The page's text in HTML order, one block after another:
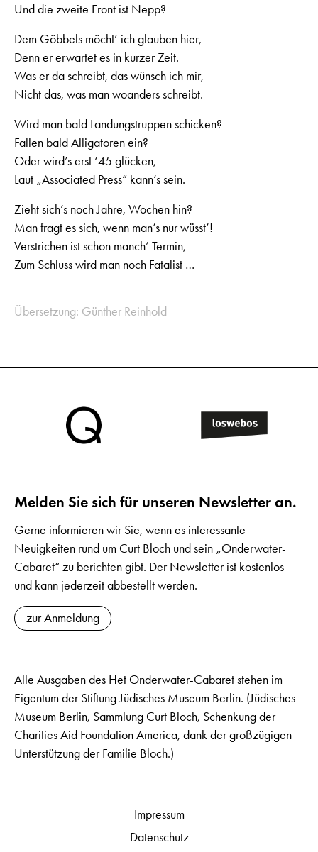
Und die zweite Front ist Nepp?
Dem Göbbels möcht’ ich glauben hier,
Denn er erwartet es in kurzer Zeit.
Was er da schreibt, das wünsch ich mir,
Nicht das, was man woanders schreibt.
Wird man bald Landungstruppen schicken?
Fallen bald Alligatoren ein?
Oder wird’s erst ‘45 glücken,
Laut „Associated Press” kann’s sein.
Zieht sich’s noch Jahre, Wochen hin?
Man fragt es sich, wenn man’s nur wüsst’!
Verstrichen ist schon manch’ Termin,
Zum Schluss wird man noch Fatalist …
Übersetzung: Günther Reinhold
Melden Sie sich für unseren Newsletter an.
Gerne informieren wir Sie, wenn es interessante
Neuigkeiten rund um Curt Bloch und sein „Onderwater-
Cabaret“ zu berichten gibt. Der Newsletter ist kostenlos
und kann jederzeit abbestellt werden.
zur Anmeldung
Alle Ausgaben des Het Onderwater-Cabaret stehen im
Eigentum der Stiftung Jüdisches Museum Berlin. (Jüdisches
Museum Berlin, Sammlung Curt Bloch, Schenkung der
Charities Aid Foundation America, dank der großzügigen
Unterstützung der Familie Bloch.)
Impressum
Datenschutz